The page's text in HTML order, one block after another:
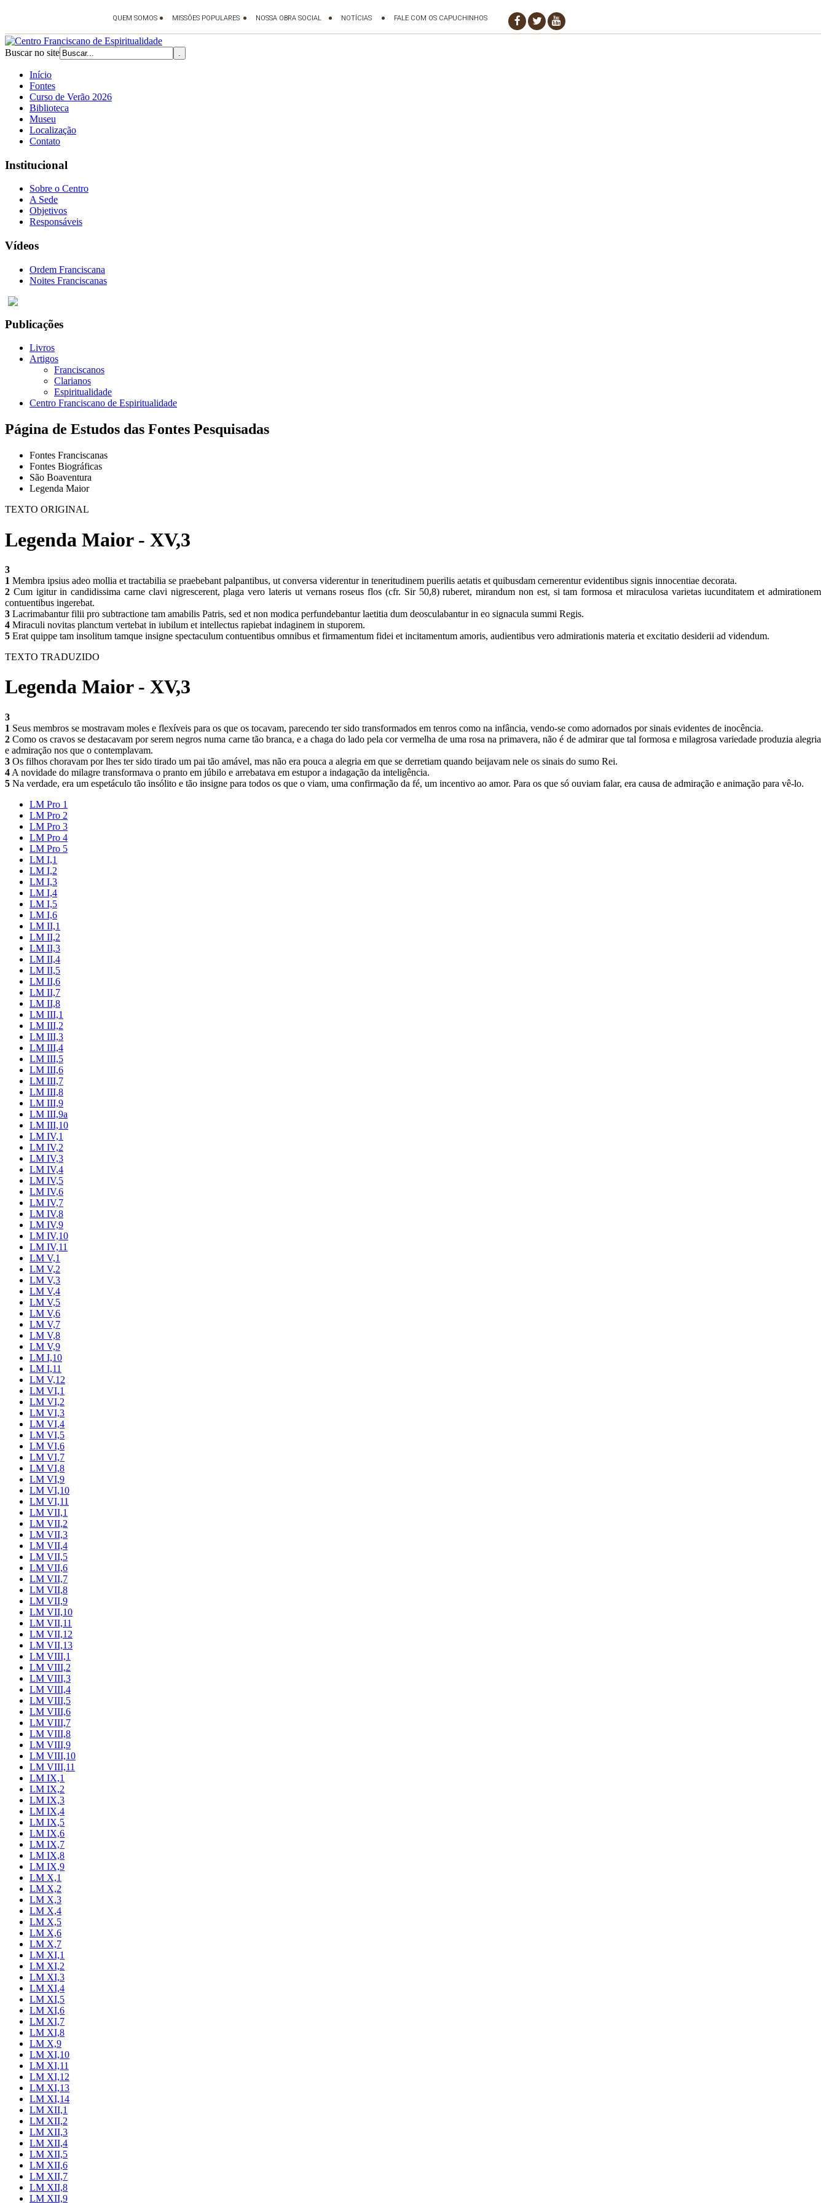
Buscar no site
Início
Fontes
Curso de Verão 2026
Biblioteca
Museu
Localização
Contato
Institucional
Sobre o Centro
A Sede
Objetivos
Responsáveis
Vídeos
Ordem Franciscana
Noites Franciscanas
Publicações
Livros
Artigos
Franciscanos
Clarianos
Espiritualidade
Centro Franciscano de Espiritualidade
Página de Estudos das Fontes Pesquisadas
Fontes Franciscanas
Fontes Biográficas
São Boaventura
Legenda Maior
TEXTO ORIGINAL
Legenda Maior - XV,3
3
1 Membra ipsius adeo mollia et tractabilia se praebebant palpantibus, ut conversa viderentur in teneritudinem puerilis aetatis et quibusdam cernerentur evidentibus signis innocentiae decorata.
2 Cum igitur in candidissima carne clavi nigrescerent, plaga vero lateris ut vernans roseus flos (cfr. Sir 50,8) ruberet, mirandum non est, si tam formosa et miraculosa varietas iucunditatem et admirationem
contuentibus ingerebat.
3 Lacrimabantur filii pro subtractione tam amabilis Patris, sed et non modica perfundebantur laetitia dum deosculabantur in eo signacula summi Regis.
4 Miraculi novitas planctum vertebat in iubilum et intellectus rapiebat indaginem in stuporem.
5 Erat quippe tam insolitum tamque insigne spectaculum contuentibus omnibus et firmamentum fidei et incitamentum amoris, audientibus vero admirationis materia et excitatio desiderii ad videndum.
TEXTO TRADUZIDO
Legenda Maior - XV,3
3
1 Seus membros se mostravam moles e flexíveis para os que os tocavam, parecendo ter sido transformados em tenros como na infância, vendo-se como adornados por sinais evidentes de inocência.
2 Como os cravos se destacavam por serem negros numa carne tão branca, e a chaga do lado pela cor vermelha de uma rosa na primavera, não é de admirar que tal formosa e milagrosa variedade produzia alegria
e admiração nos que o contemplavam.
3 Os filhos choravam por lhes ter sido tirado um pai tão amável, mas não era pouca a alegria em que se derretiam quando beijavam nele os sinais do sumo Rei.
4 A novidade do milagre transformava o pranto em júbilo e arrebatava em estupor a indagação da inteligência.
5 Na verdade, era um espetáculo tão insólito e tão insigne para todos os que o viam, uma confirmação da fé, um incentivo ao amor. Para os que só ouviam falar, era causa de admiração e animação para vê-lo.
LM Pro 1
LM Pro 2
LM Pro 3
LM Pro 4
LM Pro 5
LM I,1
LM I,2
LM I,3
LM I,4
LM I,5
LM I,6
LM II,1
LM II,2
LM II,3
LM II,4
LM II,5
LM II,6
LM II,7
LM II,8
LM III,1
LM III,2
LM III,3
LM III,4
LM III,5
LM III,6
LM III,7
LM III,8
LM III,9
LM III,9a
LM III,10
LM IV,1
LM IV,2
LM IV,3
LM IV,4
LM IV,5
LM IV,6
LM IV,7
LM IV,8
LM IV,9
LM IV,10
LM IV,11
LM V,1
LM V,2
LM V,3
LM V,4
LM V,5
LM V,6
LM V,7
LM V,8
LM V,9
LM I,10
LM I,11
LM V,12
LM VI,1
LM VI,2
LM VI,3
LM VI,4
LM VI,5
LM VI,6
LM VI,7
LM VI,8
LM VI,9
LM VI,10
LM VI,11
LM VII,1
LM VII,2
LM VII,3
LM VII,4
LM VII,5
LM VII,6
LM VII,7
LM VII,8
LM VII,9
LM VII,10
LM VII,11
LM VII,12
LM VII,13
LM VIII,1
LM VIII,2
LM VIII,3
LM VIII,4
LM VIII,5
LM VIII,6
LM VIII,7
LM VIII,8
LM VIII,9
LM VIII,10
LM VIII,11
LM IX,1
LM IX,2
LM IX,3
LM IX,4
LM IX,5
LM IX,6
LM IX,7
LM IX,8
LM IX,9
LM X,1
LM X,2
LM X,3
LM X,4
LM X,5
LM X,6
LM X,7
LM XI,1
LM XI,2
LM XI,3
LM XI,4
LM XI,5
LM XI,6
LM XI,7
LM XI,8
LM X,9
LM XI,10
LM XI,11
LM XI,12
LM XI,13
LM XI,14
LM XII,1
LM XII,2
LM XII,3
LM XII,4
LM XII,5
LM XII,6
LM XII,7
LM XII,8
LM XII,9